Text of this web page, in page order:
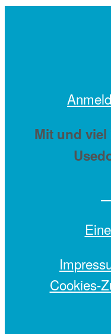
Mit und viel
Cookies-